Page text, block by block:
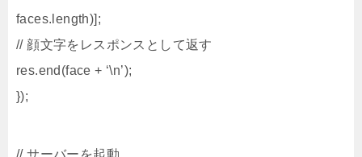
faces.length)];
// 顔文字をレスポンスとして返す
res.end(face + ‘\n’);
});
// サーバーを起動